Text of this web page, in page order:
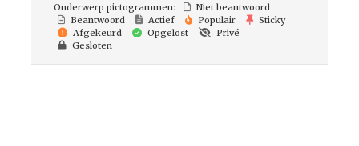
Onderwerp pictogrammen:
Niet beantwoord
Beantwoord
Actief Populair
Sticky
Afgekeurd
Opgelost
Privé
Gesloten